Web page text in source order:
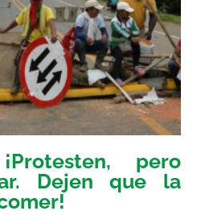
pero
Dejen que la